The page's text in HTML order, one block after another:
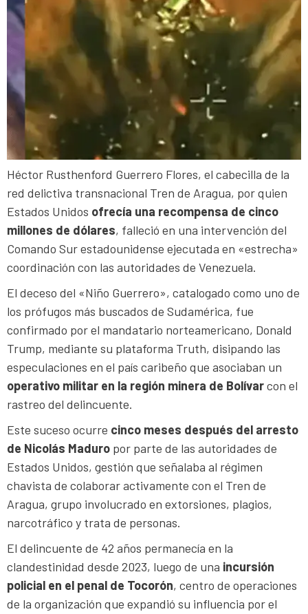
Héctor Rusthenford Guerrero Flores, el cabecilla de la
red delictiva transnacional Tren de Aragua, por quien
Estados Unidos ofrecía una recompensa de cinco
millones de dólares, falleció en una intervención del
Comando Sur estadounidense ejecutada en «estrecha»
coordinación con las autoridades de Venezuela.
El deceso del «Niño Guerrero», catalogado como uno de
los prófugos más buscados de Sudamérica, fue
confirmado por el mandatario norteamericano, Donald
Trump, mediante su plataforma Truth, disipando las
especulaciones en el país caribeño que asociaban un
operativo militar en la región minera de Bolívarcon el
rastreo del delincuente.
Este suceso ocurre cinco meses después del arresto
de Nicolás Maduro por parte de las autoridades de
Estados Unidos, gestión que señalaba al régimen
chavista de colaborar activamente con el Tren de
Aragua, grupo involucrado en extorsiones, plagios,
narcotráfico y trata de personas.
El delincuente de 42 años permanecía en la
clandestinidad desde 2023, luego de una incursión
policial en el penal de Tocorón, centro de operaciones
de la organización que expandió su influencia por el